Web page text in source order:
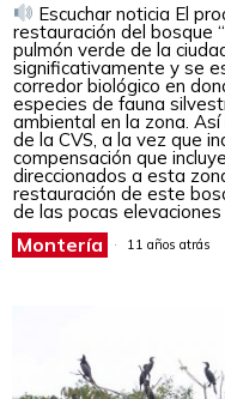
Escuchar noticia El
restauración del bosque
pulmón verde de la
significativamente y se
corredor biológico en
especies de fauna
ambiental en la zona.
de la CVS, a la vez que
compensación que
direccionados a esta
restauración de este
de las pocas
Montería 11 años atrás